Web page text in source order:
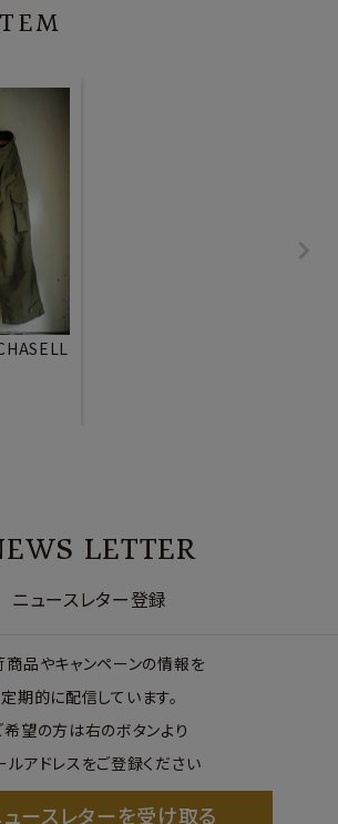
LETTER
ニュースレター登録
商品やキャンペーンの情報を
定期的に配信しています。
希望の方は右のボタンより
ルアドレスをご登録ください
ースレターを受け取る